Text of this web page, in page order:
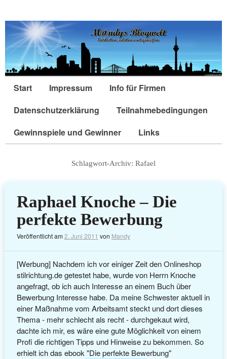
Start Impressum
Info für Firmen
Datenschutzerklärung
Teilnahmebedingungen
Gewinnspiele und Gewinner
Links
Schlagwort-Archiv: Rafael
Raphael Knoche – Die
perfekte Bewerbung
Veröffentlicht am2. Juni 2011 von Mandy
[Werbung] Nachdem ich vor einiger Zeit den Onlineshop
stilrichtung.de getestet habe, wurde von Herrn Knoche
angefragt, ob ich auch Interesse an einem Buch über
Bewerbung Interesse habe. Da meine Schwester aktuell in
einer Maßnahme vom Arbeitsamt steckt und dort dieses
Thema - mehr schlecht als recht - durchgekaut wird,
dachte ich mir, es wäre eine gute Möglichkeit von einem
Profi die richtigen Tipps und Hinweise zu bekommen. So
erhielt ich das ebook "Die perfekte Bewerbung"